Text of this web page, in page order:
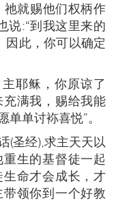
祂就赐他们权柄作
说:“到我这里来的
因此，你可以确定
耶稣，你原谅了
满我，赐给我能
单讨袮喜悦”。
(圣经),求主天天以
生的基督徒一起
命才会成长，才
领你到一个好教